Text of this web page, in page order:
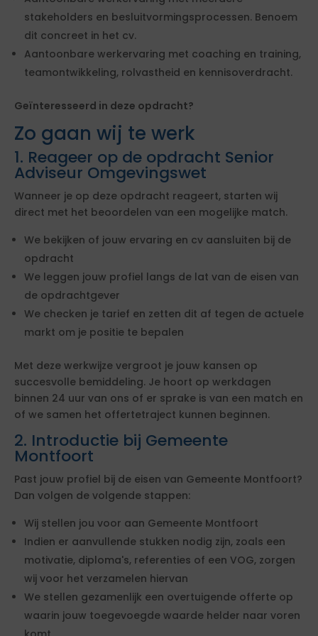
stakeholders en besluitvormingsprocessen. Benoem
dit concreet in het cv.
Aantoonbare werkervaring met coaching en training,
teamontwikkeling, rolvastheid en kennisoverdracht.
Geïnteresseerd in deze opdracht?
Zo gaan wij te werk
1. Reageer op de opdracht Senior
Adviseur Omgevingswet
Wanneer je op deze opdracht reageert, starten wij
direct met het beoordelen van een mogelijke match.
We bekijken of jouw ervaring en cv aansluiten bij de
opdracht
We leggen jouw profiel langs de lat van de eisen van
de opdrachtgever
We checken je tarief en zetten dit af tegen de actuele
markt om je positie te bepalen
Met deze werkwijze vergroot je jouw kansen op
succesvolle bemiddeling. Je hoort op werkdagen
binnen 24 uur van ons of er sprake is van een match en
of we samen het offertetraject kunnen beginnen.
2. Introductie bij Gemeente
Montfoort
Past jouw profiel bij de eisen van Gemeente Montfoort?
Dan volgen de volgende stappen:
Wij stellen jou voor aan Gemeente Montfoort
Indien er aanvullende stukken nodig zijn, zoals een
motivatie, diploma's, referenties of een VOG, zorgen
wij voor het verzamelen hiervan
We stellen gezamenlijk een overtuigende offerte op
waarin jouw toegevoegde waarde helder naar voren